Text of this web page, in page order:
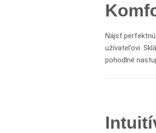
Nájsť perfektnú
užívateľovi.
pohodlné